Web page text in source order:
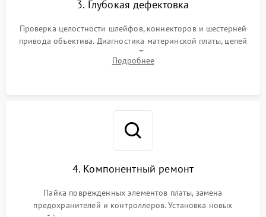
3. Глубокая дефектовка
Проверка целостности шлейфов, коннекторов и шестерней
привода объектива. Диагностика материнской платы, цепей
питания и картоприемника. Тестирование механизма
затвора и блока внутрикамерной стабилизации.
Подробнее
4. Компонентный ремонт
Пайка поврежденных элементов платы, замена
предохранителей и контроллеров. Установка новых